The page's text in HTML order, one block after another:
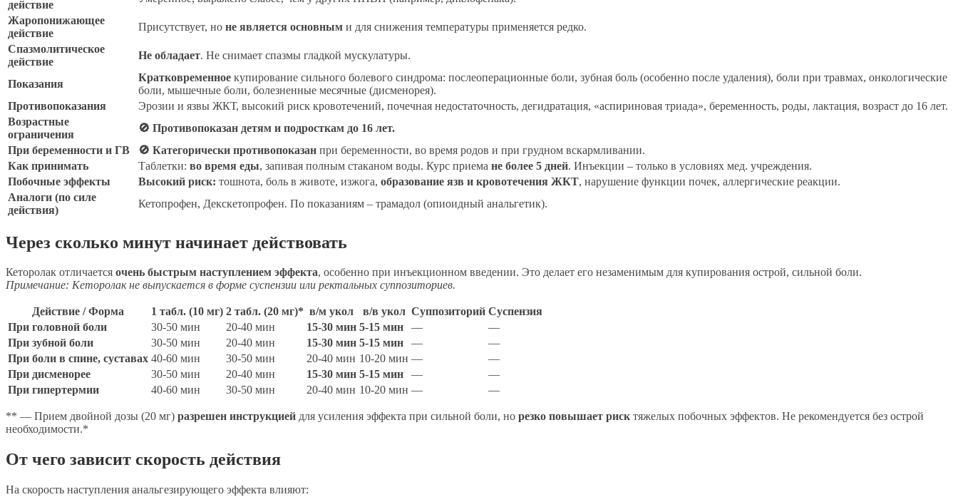
действие
Жаропонижающее
действие
Присутствует, но не является основным и для снижения температуры применяется редко.
Спазмолитическое
действие
Не обладает. Не снимает спазмы гладкой мускулатуры.
Показания
Кратковременное купирование сильного болевого синдрома: послеоперационные боли, зубная боль (особенно после удаления), боли при травмах, онкологические
боли, мышечные боли, болезненные месячные (дисменорея).
Противопоказания
Эрозии и язвы ЖКТ, высокий риск кровотечений, почечная недостаточность, дегидратация, «аспириновая триада», беременность, роды, лактация, возраст до 16 лет.
Возрастные
ограничения
🚫 Противопоказан детям и подросткам до 16 лет.
При беременности и ГВ
🚫 Категорически противопоказан при беременности, во время родов и при грудном вскармливании.
Как принимать
Таблетки: во время еды, запивая полным стаканом воды. Курс приема не более 5 дней. Инъекции – только в условиях мед. учреждения.
Побочные эффекты
Высокий риск: тошнота, боль в животе, изжога, образование язв и кровотечения ЖКТ, нарушение функции почек, аллергические реакции.
Аналоги (по силе
действия)
Кетопрофен, Декскетопрофен. По показаниям – трамадол (опиоидный анальгетик).
Через сколько минут начинает действовать
Кеторолак отличается очень быстрым наступлением эффекта, особенно при инъекционном введении. Это делает его незаменимым для купирования острой, сильной боли.
Примечание: Кеторолак не выпускается в форме суспензии или ректальных суппозиториев.
Действие / Форма 1 табл. (10 мг) 2 табл. (20 мг)* в/м укол в/в укол Суппозиторий Суспензия
При головной боли
30-50 мин 20-40 мин 15-30 мин 5-15 мин —
—
При зубной боли
30-50 мин 20-40 мин 15-30 мин 5-15 мин —
—
При боли в спине, суставах 40-60 мин 30-50 мин 20-40 мин 10-20 мин —
—
При дисменорее
30-50 мин 20-40 мин 15-30 мин 5-15 мин —
—
При гипертермии
40-60 мин 30-50 мин 20-40 мин 10-20 мин — —
** — Прием двойной дозы (20 мг) разрешен инструкцией для усиления эффекта при сильной боли, но резко повышает риск тяжелых побочных эффектов. Не рекомендуется без острой
необходимости.*
От чего зависит скорость действия
На скорость наступления анальгезирующего эффекта влияют: